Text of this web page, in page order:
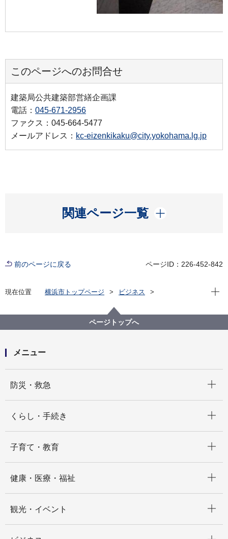
このページへのお問合せ
建築局公共建築部営繕企画課
電話： 045-671-2956
ファクス：045-664-5477
メールアドレス： kc-eizenkikaku@city.yokohama.lg.jp
関連ページ一覧
開く
前のページに戻る ページID：226-452-842
現在位置 横浜市トップページ
ビジネス
公共建築表彰
優良建築設計者表彰
平成27年度 建築局優良建築設計者表彰
現在
ページトップへ
メニュー
防災・救急
くらし・手続き
子育て・教育
健康・医療・福祉
観光・イベント